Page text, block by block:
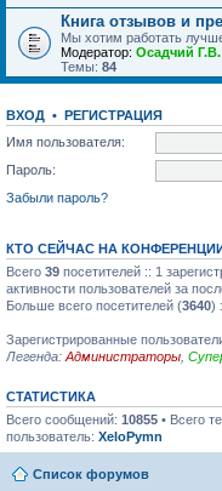
Книга отзывов и
Мы хотим работать
Модератор: Осадчий Г.В.
Темы: 84
ВХОД • РЕГИСТРАЦИЯ
Имя пользователя:
Пароль:
Забыли пароль?
КТО СЕЙЧАС НА
Всего 39 посетителей :: 1
активности пользователей за
Больше всего посетителей (3640)
Зарегистрированные
Легенда: Администраторы
СТАТИСТИКА
Всего сообщений: 10855 • Всего
пользователь: XeloPymn
Список форумов